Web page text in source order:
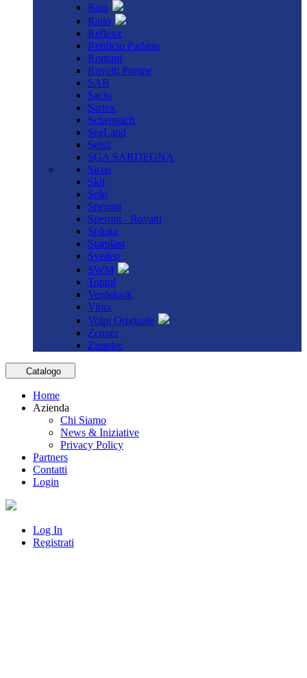
Rain
Ratto
Reflexx
Retificio Padano
Rontani
Rovatti Pompe
SAB
Sacto
Sartex
Scheppach
SeaLand
Selsil
SGA SARDEGNA
Sicos
Skil
Solo
Speroni
Speroni - Rovatti
Spluga
Starplast
Sveden
SWM
Toptul
Verdelook
Virax
Volpi Originale
Zenner
Zirantec
Catalogo
Home
Azienda
Chi Siamo
News & Iniziative
Privacy Policy
Partners
Contatti
Login
Log In
Registrati